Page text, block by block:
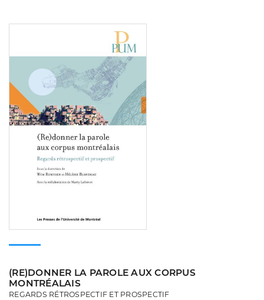
(RE)DONNER LA PAROLE AUX CORPUS
MONTRÉALAIS
REGARDS RÉTROSPECTIF ET PROSPECTIF